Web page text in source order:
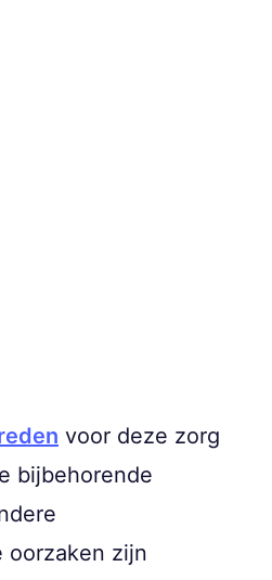
voor deze zorg
bijbehorende
oorzaken zijn